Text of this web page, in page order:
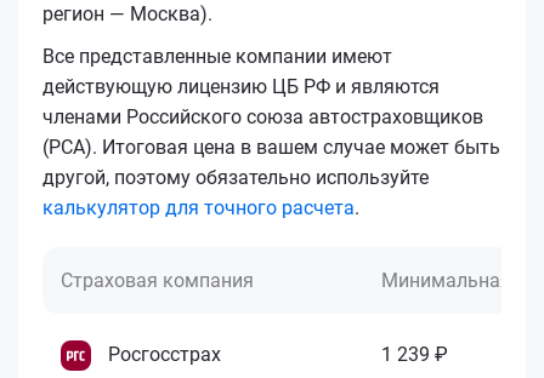
регион — Москва).
Все представленные компании имеют
действующую лицензию ЦБ РФ и являются
членами Российского союза автостраховщиков
(РСА). Итоговая цена в вашем случае может быть
другой, поэтому обязательно используйте
калькулятор для точного расчета.
Страховая компания Минимальная
Росгосстрах 1 239 ₽